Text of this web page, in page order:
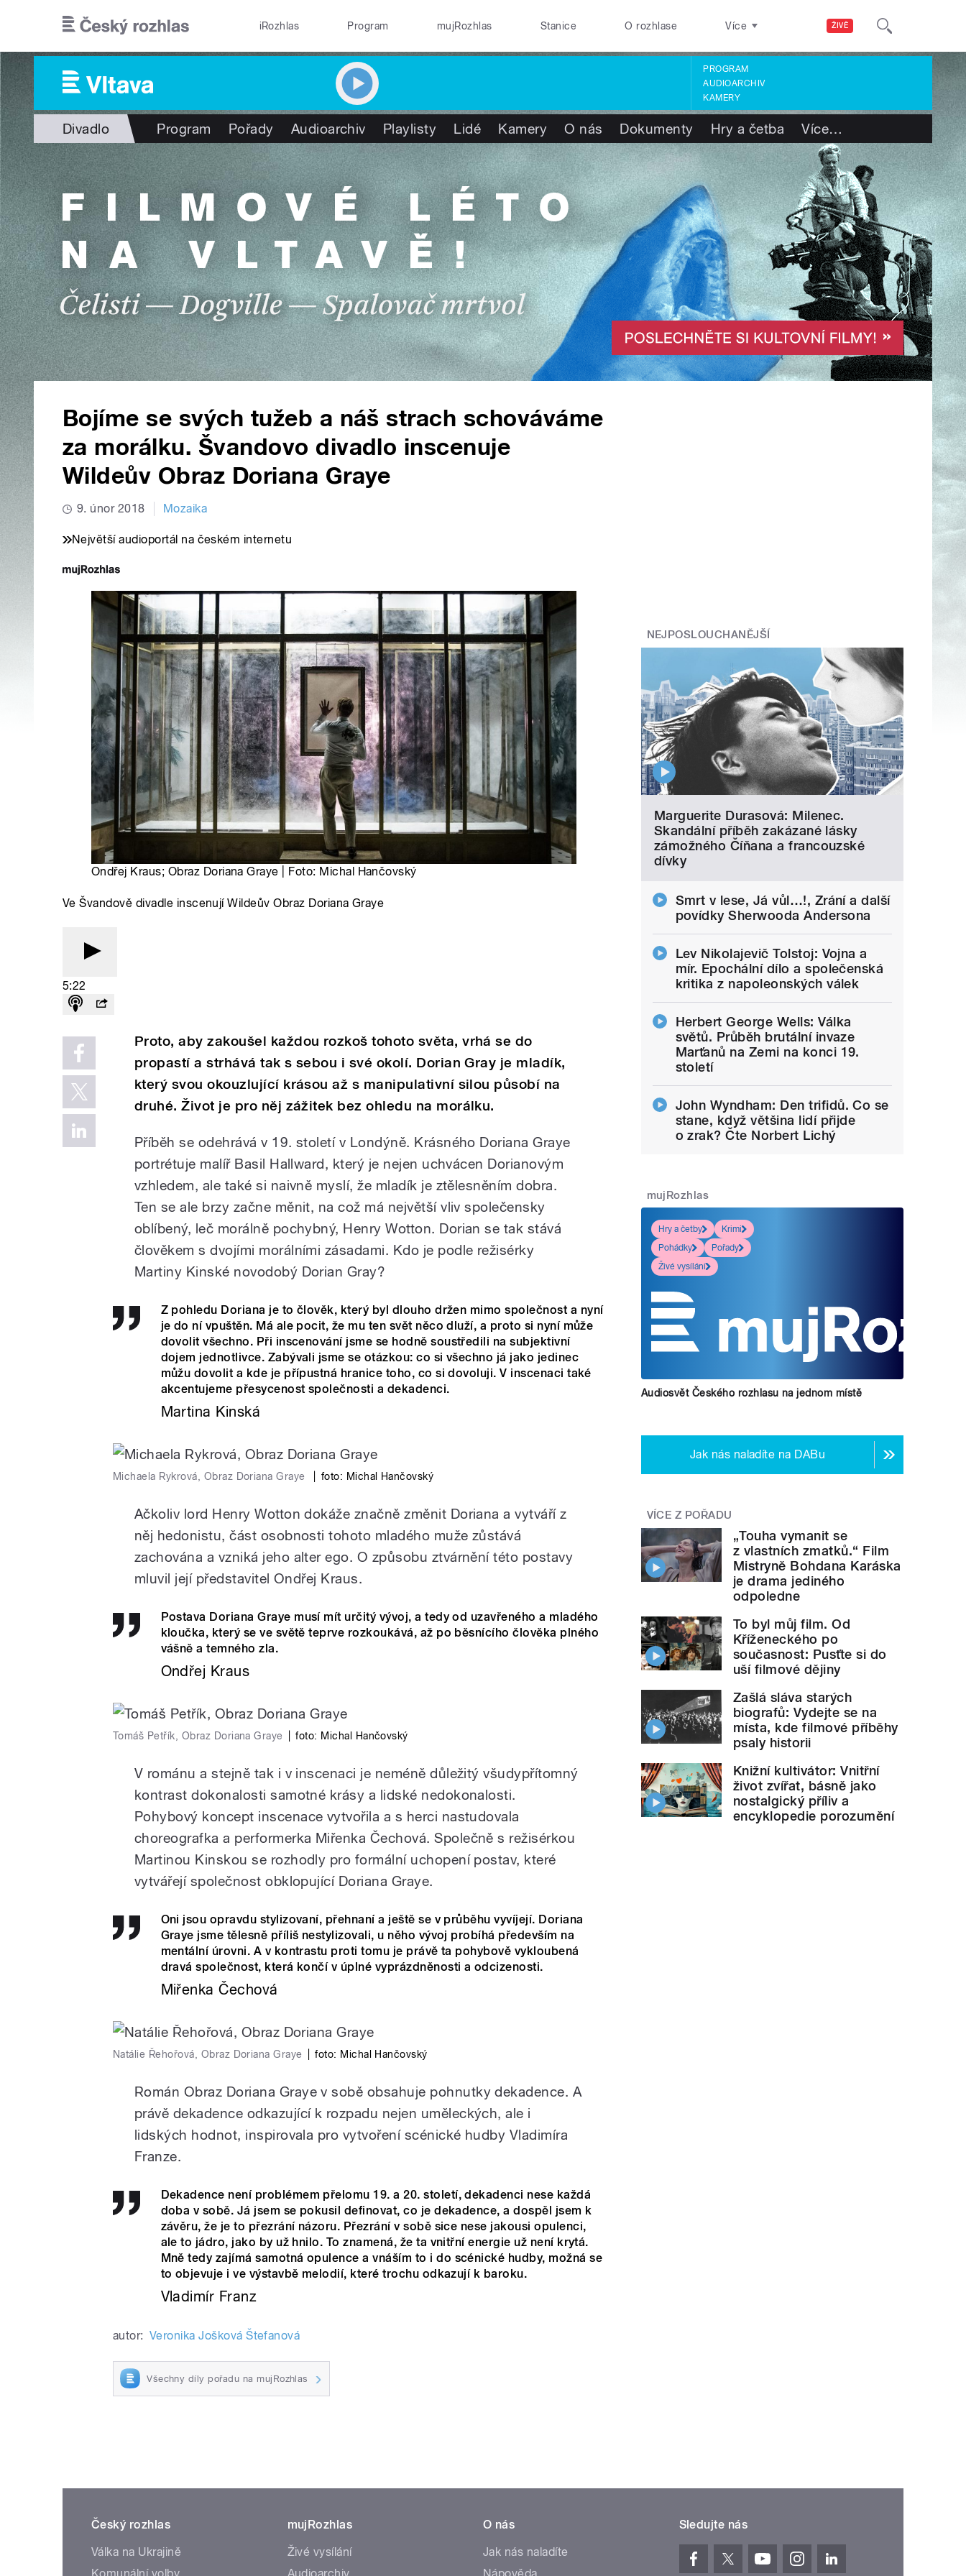
ŽIVĚ
iRozhlas Program mujRozhlas Stanice O rozhlase Více
PROGRAM
AUDIOARCHIV
KAMERY
Divadlo Program Pořady Audioarchiv Playlisty Lidé Kamery O nás Dokumenty Hry a četba Více…
Bojíme se svých tužeb a náš strach schováváme
za morálku. Švandovo divadlo inscenuje
Wildeův Obraz Doriana Graye
9. únor 2018 Mozaika
Největší audioportál na českém internetu
Ondřej Kraus; Obraz Doriana Graye | Foto: Michal Hančovský
Ve Švandově divadle inscenují Wildeův Obraz Doriana Graye
5:22
Proto, aby zakoušel každou rozkoš tohoto světa, vrhá se do
propastí a strhává tak s sebou i své okolí. Dorian Gray je mladík,
který svou okouzlující krásou až s manipulativní silou působí na
druhé. Život je pro něj zážitek bez ohledu na morálku.
Příběh se odehrává v 19. století v Londýně. Krásného Doriana Graye
portrétuje malíř Basil Hallward, který je nejen uchvácen Dorianovým
vzhledem, ale také si naivně myslí, že mladík je ztělesněním dobra.
Ten se ale brzy začne měnit, na což má největší vliv společensky
oblíbený, leč morálně pochybný, Henry Wotton. Dorian se tak stává
člověkem s dvojími morálními zásadami. Kdo je podle režisérky
Martiny Kinské novodobý Dorian Gray?
Z pohledu Doriana je to člověk, který byl dlouho držen mimo společnost a nyní
je do ní vpuštěn. Má ale pocit, že mu ten svět něco dluží, a proto si nyní může
dovolit všechno. Při inscenování jsme se hodně soustředili na subjektivní
dojem jednotlivce. Zabývali jsme se otázkou: co si všechno já jako jedinec
můžu dovolit a kde je přípustná hranice toho, co si dovoluji. V inscenaci také
akcentujeme přesycenost společnosti a dekadenci.
Martina Kinská
Michaela Rykrová, Obraz Doriana Graye foto: Michal Hančovský
Ačkoliv lord Henry Wotton dokáže značně změnit Doriana a vytváří z
něj hedonistu, část osobnosti tohoto mladého muže zůstává
zachována a vzniká jeho alter ego. O způsobu ztvárnění této postavy
mluvil její představitel Ondřej Kraus.
Postava Doriana Graye musí mít určitý vývoj, a tedy od uzavřeného a mladého
kloučka, který se ve světě teprve rozkoukává, až po běsnícího člověka plného
vášně a temného zla.
Ondřej Kraus
Tomáš Petřík, Obraz Doriana Graye foto: Michal Hančovský
V románu a stejně tak i v inscenaci je neméně důležitý všudypřítomný
kontrast dokonalosti samotné krásy a lidské nedokonalosti.
Pohybový koncept inscenace vytvořila a s herci nastudovala
choreografka a performerka Miřenka Čechová. Společně s režisérkou
Martinou Kinskou se rozhodly pro formální uchopení postav, které
vytvářejí společnost obklopující Doriana Graye.
Oni jsou opravdu stylizovaní, přehnaní a ještě se v průběhu vyvíjejí. Doriana
Graye jsme tělesně příliš nestylizovali, u něho vývoj probíhá především na
mentální úrovni. A v kontrastu proti tomu je právě ta pohybově vykloubená
dravá společnost, která končí v úplné vyprázdněnosti a odcizenosti.
Miřenka Čechová
Natálie Řehořová, Obraz Doriana Graye foto: Michal Hančovský
Román Obraz Doriana Graye v sobě obsahuje pohnutky dekadence. A
právě dekadence odkazující k rozpadu nejen uměleckých, ale i
lidských hodnot, inspirovala pro vytvoření scénické hudby Vladimíra
Franze.
Dekadence není problémem přelomu 19. a 20. století, dekadenci nese každá
doba v sobě. Já jsem se pokusil definovat, co je dekadence, a dospěl jsem k
závěru, že je to přezrání názoru. Přezrání v sobě sice nese jakousi opulenci,
ale to jádro, jako by už hnilo. To znamená, že ta vnitřní energie už není krytá.
Mně tedy zajímá samotná opulence a vnáším to i do scénické hudby, možná se
to objevuje i ve výstavbě melodií, které trochu odkazují k baroku.
Vladimír Franz
autor: Veronika Jošková Štefanová
Všechny díly pořadu na mujRozhlas
NEJPOSLOUCHANĚJŠÍ
Marguerite Durasová: Milenec.
Skandální příběh zakázané lásky
zámožného Číňana a francouzské
dívky
Smrt v lese, Já vůl…!, Zrání a další
povídky Sherwooda Andersona
Lev Nikolajevič Tolstoj: Vojna a
mír. Epochální dílo a společenská
kritika z napoleonských válek
Herbert George Wells: Válka
světů. Průběh brutální invaze
Marťanů na Zemi na konci 19.
století
John Wyndham: Den trifidů. Co se
stane, když většina lidí přijde
o zrak? Čte Norbert Lichý
mujRozhlas
Hry a četby
Krimi
Pohádky
Pořady
Živé vysílání
Audiosvět Českého rozhlasu na jednom místě
Jak nás naladíte na DABu
VÍCE Z POŘADU
„Touha vymanit se
z vlastních zmatků.“ Film
Mistryně Bohdana Karáska
je drama jediného
odpoledne
To byl můj film. Od
Kříženeckého po
současnost: Pusťte si do
uší filmové dějiny
Zašlá sláva starých
biografů: Vydejte se na
místa, kde filmové příběhy
psaly historii
Knižní kultivátor: Vnitřní
život zvířat, básně jako
nostalgický příliv a
encyklopedie porozumění
Český rozhlas
Válka na Ukrajině
mujRozhlas
Živé vysílání
O nás
Jak nás naladíte
Sledujte nás